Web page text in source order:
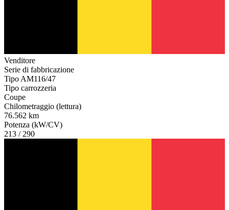
Venditore
Serie di fabbricazione
Tipo AM116/47
Tipo carrozzeria
Coupe
Chilometraggio (lettura)
76.562 km
Potenza (kW/CV)
213 / 290